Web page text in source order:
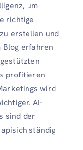
um
richtige
erstellen und
Blog erfahren
profitieren
wird
AI-
sind der
ständig